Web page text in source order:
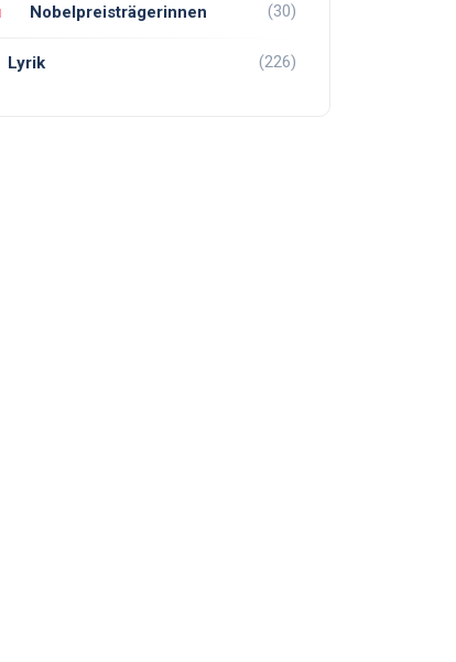
Nobelpreisträgerinnen (30)
Lyrik (226)